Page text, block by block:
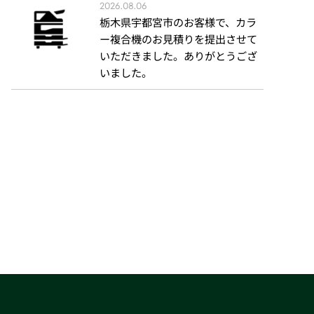
2026.08.06
栃木県宇都宮市のお客様で、カラ
ー複合機のお見積りを提出させて
いただきました。ありがとうござ
いました。